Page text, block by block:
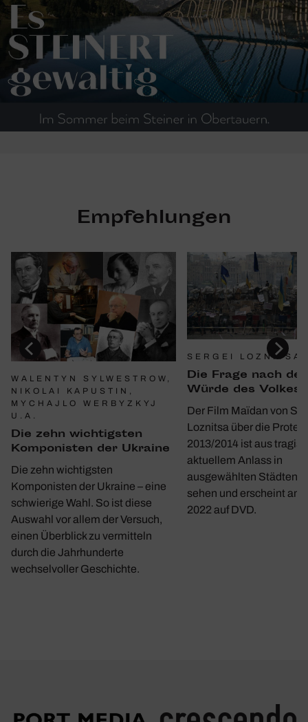
Empfehlungen
WALENTYN SYLWESTROW,
NIKOLAI KAPUSTIN,
MYCHAJLO WERBYZKYJ
U.A.
Die zehn wich­tigsten
Kompo­nisten der Ukraine
Die zehn wichtigsten
Komponisten der Ukraine – eine
schwierige Wahl. So ist diese
Auswahl vor allem der Versuch,
einen Überblick zu vermitteln
durch die Jahrhunderte
wechselvoller Geschichte.
SERGEI LOZNITSA
Die Frage nach der
Würde des Volkes
Der Film Maïdan von
Loznitsa über die
2013/2014 ist aus
aktuellem Anlass in
ausgewählten Städten
sehen und erscheint am
2022 auf DVD.